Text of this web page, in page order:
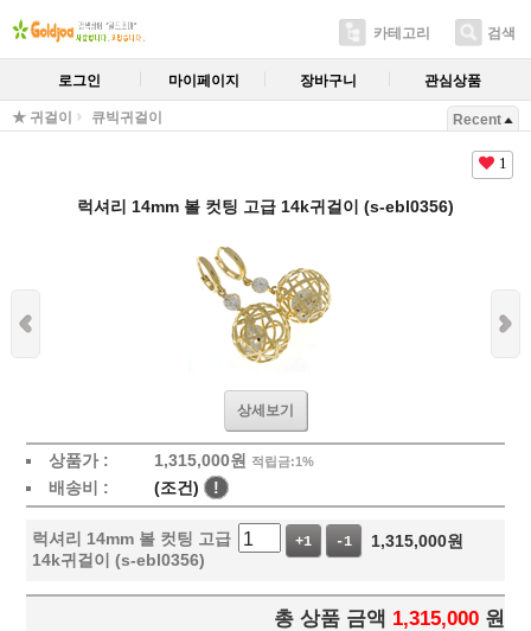
카테고리 검색
로그인 마이페이지 장바구니 관심상품
★ 귀걸이 큐빅귀걸이 Recent
1
럭셔리 14mm 볼 컷팅 고급 14k귀걸이 (s-ebl0356)
상세보기
상품가 : 1,315,000원 적립금:1%
배송비 : (조건) !
럭셔리 14mm 볼 컷팅 고급
14k귀걸이 (s-ebl0356)
+1 -1 1,315,000원
총 상품 금액 1,315,000 원